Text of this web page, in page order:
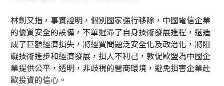
林劍又指，事實證明，個別國家強行移除，中國電信企業
的優質安全的設備，不單遲滯了自身技術發展進程，還造
成了巨額經濟損失，將經貿問題泛安全化及政治化，將阻
礙技術進步和經濟發展，損人不利己，敦促歐盟為中國企
業提供公平，透明，非歧視的營商環境，避免損害企業赴
歐投資的信心。